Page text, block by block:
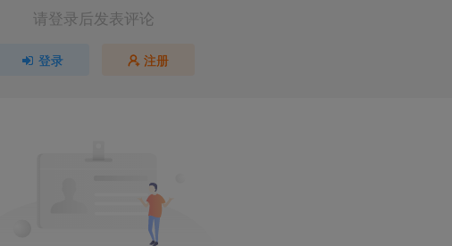
请登录后发表评论
登录 注册